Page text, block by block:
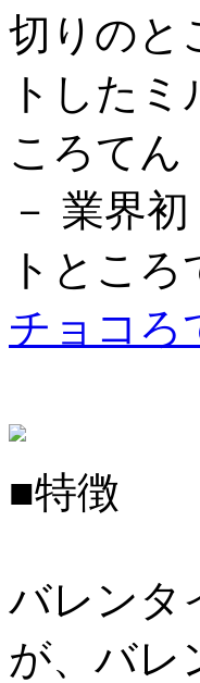
切りのと
トした
ころてん
－ 業界
トところ
チョコろ
■特徴
バレンタ
が、バレ